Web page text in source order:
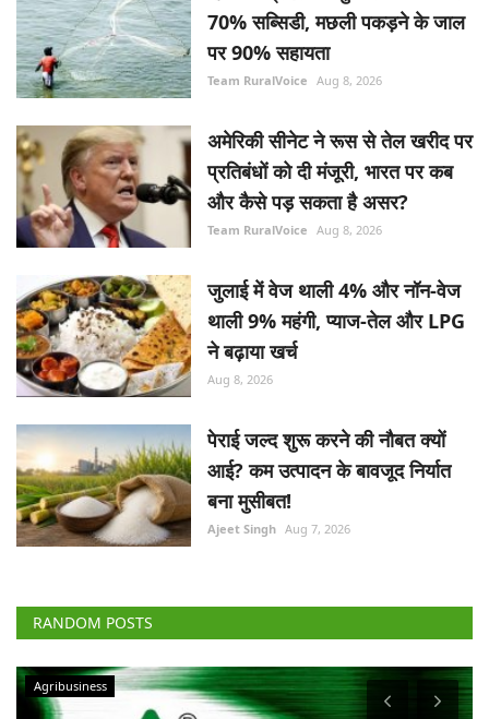
70% सब्सिडी, मछली पकड़ने के जाल
पर 90% सहायता
Team RuralVoice Aug 8, 2026
अमेरिकी सीनेट ने रूस से तेल खरीद पर
प्रतिबंधों को दी मंजूरी, भारत पर कब
और कैसे पड़ सकता है असर?
Team RuralVoice Aug 8, 2026
जुलाई में वेज थाली 4% और नॉन-वेज
थाली 9% महंगी, प्याज-तेल और LPG
ने बढ़ाया खर्च
Aug 8, 2026
पेराई जल्द शुरू करने की नौबत क्यों
आई? कम उत्पादन के बावजूद निर्यात
बना मुसीबत!
Ajeet Singh Aug 7, 2026
RANDOM POSTS
Agribusiness